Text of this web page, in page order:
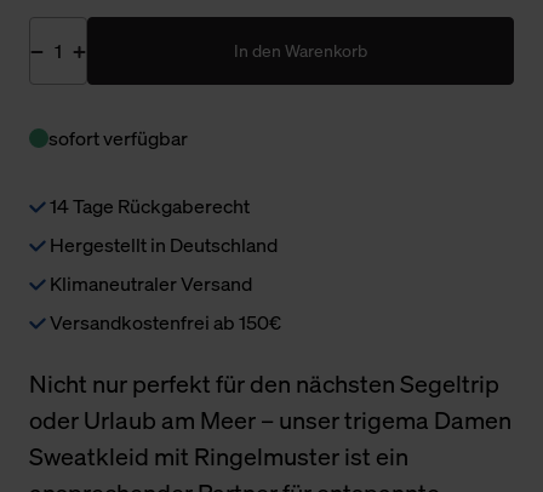
In den Warenkorb
sofort verfügbar
14 Tage Rückgaberecht
Hergestellt in Deutschland
Klimaneutraler Versand
Versandkostenfrei ab 150€
Nicht nur perfekt für den nächsten Segeltrip
oder Urlaub am Meer – unser trigema Damen
Sweatkleid mit Ringelmuster ist ein